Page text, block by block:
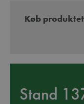
Køb
Stand